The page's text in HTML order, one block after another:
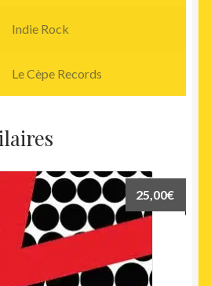
Indie Rock
Le Cèpe Records
25,00€